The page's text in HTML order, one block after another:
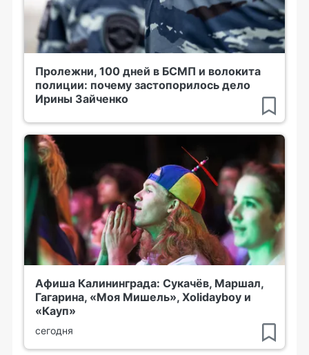
Пролежни, 100 дней в БСМП и волокита
полиции: почему застопорилось дело
Ирины Зайченко
Афиша Калининграда: Сукачёв, Маршал,
Гагарина, «Моя Мишель», Xolidayboy и
«Кауп»
сегодня